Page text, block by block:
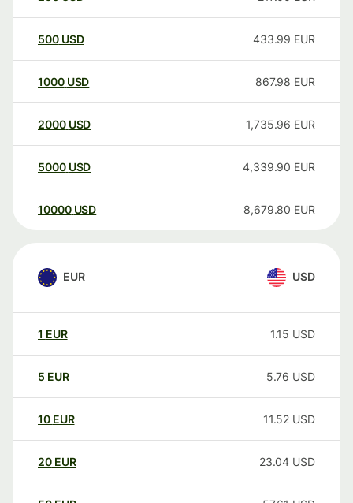
500 USD 433.99 EUR
1000 USD 867.98 EUR
2000 USD 1,735.96 EUR
5000 USD 4,339.90 EUR
10000 USD 8,679.80 EUR
EUR USD
1 EUR 1.15 USD
5 EUR 5.76 USD
10 EUR 11.52 USD
20 EUR 23.04 USD